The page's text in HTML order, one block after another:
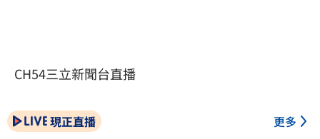
CH54三立新聞台直播
現正直播 更多